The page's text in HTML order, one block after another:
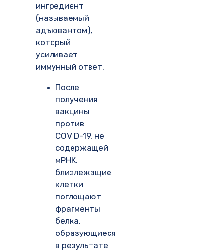
ингредиент
(называемый
адъювантом),
который
усиливает
иммунный ответ.
После
получения
вакцины
против
COVID-19, не
содержащей
мРНК,
близлежащие
клетки
поглощают
фрагменты
белка,
образующиеся
в результате